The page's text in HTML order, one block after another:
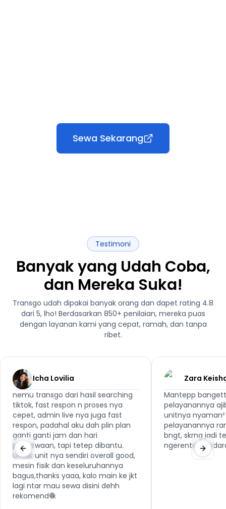
Sewa Sekarang
Testimoni
Banyak yang Udah Coba,
dan Mereka Suka!
Transgo udah dipakai banyak orang dan dapet rating 4.8
dari 5, lho! Berdasarkan 850+ penilaian, mereka puas
dengan layanan kami yang cepat, ramah, dan tanpa
ribet.
Icha Lovilia
nemu transgo dari hasil searching
tiktok, fast respon n proses nya
cepet, admin live nya juga fast
respon, padahal aku dah plin plan
ganti ganti jam dan hari
penyewaan, tapi tetep dibantu.
Untuk unit nya sendiri overall good,
mesin fisik dan keseluruhannya
bagus,thanks yaaa, kalo main ke jkt
lagi ntar mau sewa disini dehh
rekomend🧶
Zara
Mantepp
pelayanannya
unitnya
pelayanannya
bngt, skrng jadi
ngerental